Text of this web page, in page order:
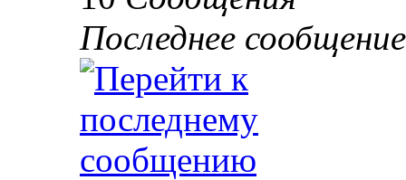
Последнее сообщение